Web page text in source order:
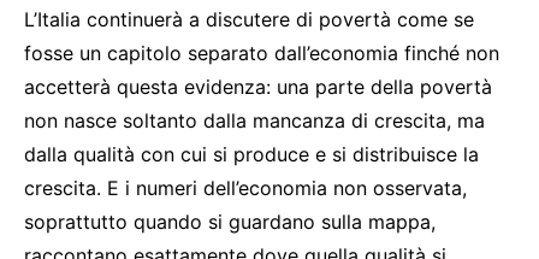
L’Italia continuerà a discutere di povertà come se
fosse un capitolo separato dall’economia finché non
accetterà questa evidenza: una parte della povertà
non nasce soltanto dalla mancanza di crescita, ma
dalla qualità con cui si produce e si distribuisce la
crescita. E i numeri dell’economia non osservata,
soprattutto quando si guardano sulla mappa,